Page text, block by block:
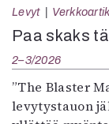
Levyt
Paa skaks
2–3/2026
”The Blaster
levytystauon